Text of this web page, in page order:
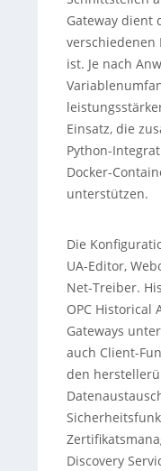
Gateway dient
verschiedenen
ist. Je nach
Einsatz, die
Python-
Docker-
unterstützen.
Die
UA-Editor,
Net-Treiber.
OPC Historical
Gateways
auch Client-
den
Discovery